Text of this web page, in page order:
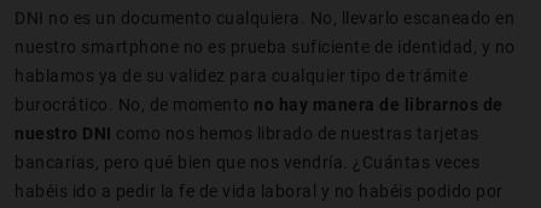
DNI no es un documento cualquiera. No, llevarlo escaneado en
nuestro smartphone no es prueba suficiente de identidad, y no
hablamos ya de su validez para cualquier tipo de trámite
burocrático. No, de momento no hay manera de librarnos de
nuestro DNI como nos hemos librado de nuestras tarjetas
bancarias, pero qué bien que nos vendría. ¿Cuántas veces
habéis ido a pedir la fe de vida laboral y no habéis podido por